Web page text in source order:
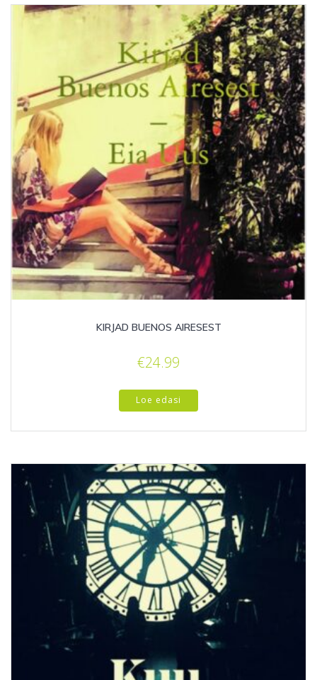
KIRJAD BUENOS AIRESEST
€24.99
Loe edasi